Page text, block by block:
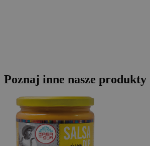
Poznaj inne nasze produkty